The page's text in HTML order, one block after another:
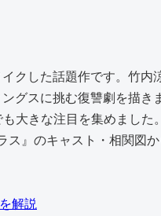
クした話題作です。竹内
グスに挑む復讐劇を描
大きな注目を集めました
』のキャスト・相関図
解説